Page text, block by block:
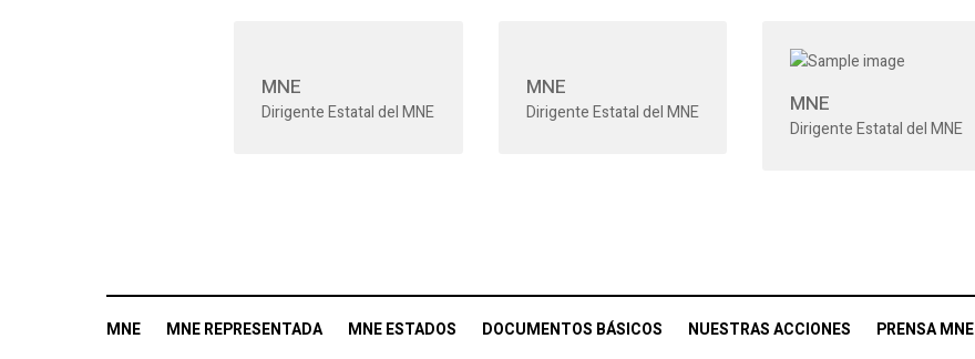
MNE
Dirigente Estatal del MNE
MNE
Dirigente Estatal del MNE MNE
Dirigente Estatal del MNE
MNE MNE REPRESENTADA MNE ESTADOS DOCUMENTOS BÁSICOS NUESTRAS ACCIONES PRENSA MNE